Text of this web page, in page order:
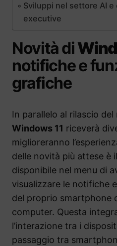
Sviluppi nel settore AI e
executive
Novità di
notifiche e
grafiche
In parallelo al rilascio del
Windows 11 riceverà
miglioreranno
delle novità più attese è il
disponibile nel menu di
visualizzare le notifiche
del proprio smartphone
computer. Questa
l’interazione tra i
passaggio tra